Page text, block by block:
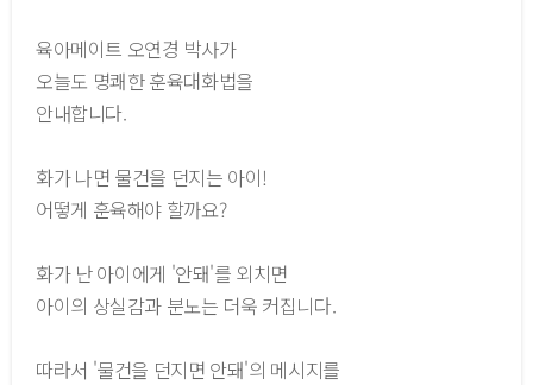
육아메이트 오연경 박사가
오늘도 명쾌한 훈육대화법을
안내합니다.
화가 나면 물건을 던지는 아이!
어떻게 훈육해야 할까요?
화가 난 아이에게 '안돼'를 외치면
아이의 상실감과 분노는 더욱 커집니다.
따라서 '물건을 던지면 안돼'의 메시지를